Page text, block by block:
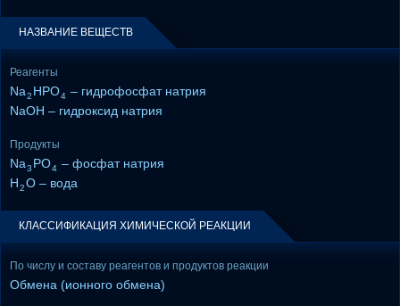
НАЗВАНИЕ ВЕЩЕСТВ
Реагенты
Na2 HPO4 – гидрофосфат натрия
NaOH – гидроксид натрия
Продукты
Na3 PO4 – фосфат натрия
H2O – вода
КЛАССИФИКАЦИЯ ХИМИЧЕСКОЙ РЕАКЦИИ
По числу и составу реагентов и продуктов реакции
Обмена (ионного обмена)